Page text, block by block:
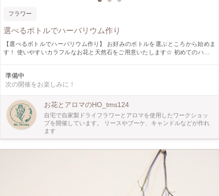
フラワー
選べるボトルでハーバリウム作り
【選べるボトルでハーバリウム作り】 お好みのボトルを選ぶところから始めま
す！ 使いやすいカラフルなお花と天然石をご用意いたします☆ 初めてのハーバ
22cm(ガラス) 電球(プラスチック) ¥4,000(税込) ④ハーバリウムボールペン
¥2,200(税込)
準備中
次の開催をお楽しみに！
お花とアロマのHO_tms124
自宅で自家製ドライフラワーとアロマを使用したワークショッ
プを開催しています。 リースやブーケ、キャンドルなどが作れ
ます